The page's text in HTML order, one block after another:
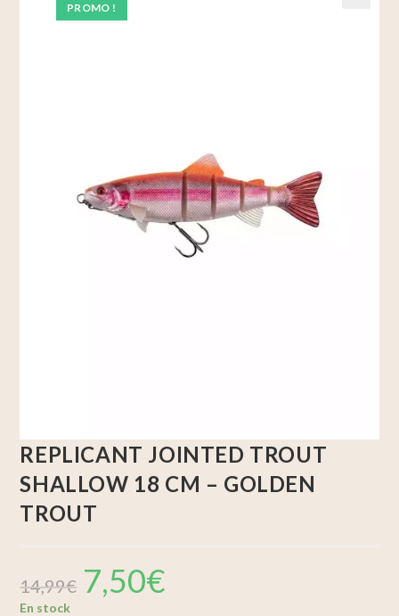
PROMO !
REPLICANT JOINTED TROUT
SHALLOW 18 CM – GOLDEN
TROUT
14,99€ 7,50€
En stock